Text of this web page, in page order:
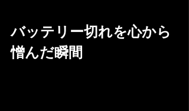
バッテリー切れを心から
憎んだ瞬間